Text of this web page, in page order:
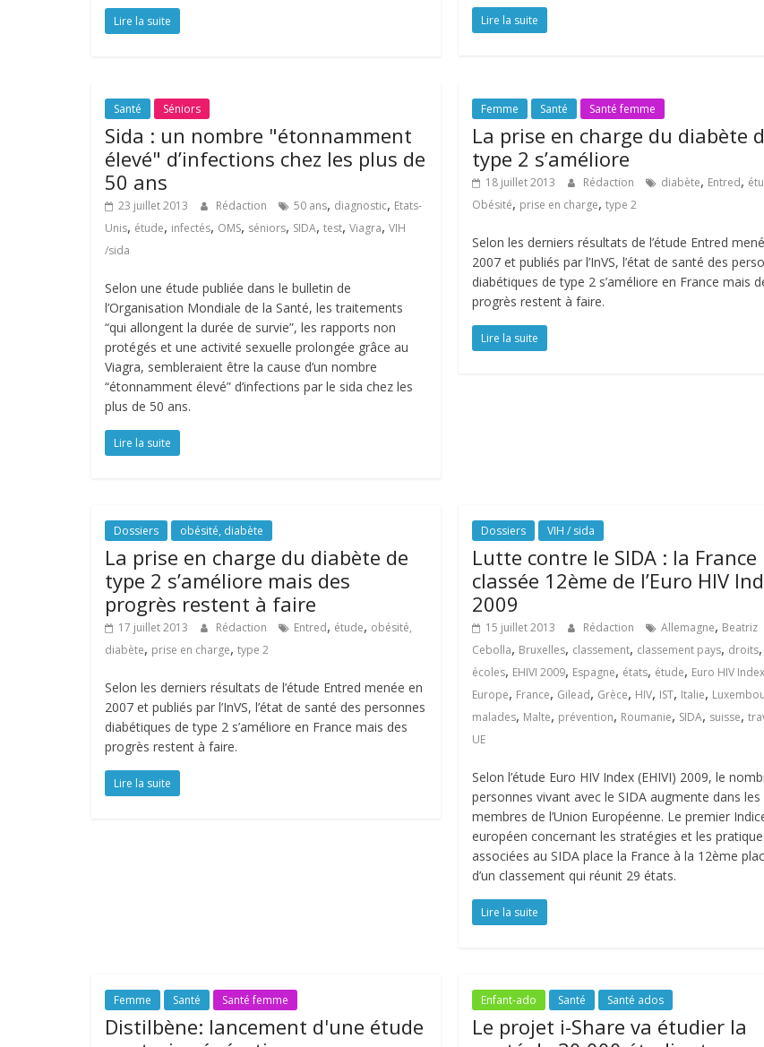
Lire la suite Lire la suite
Santé Séniors
Sida : un nombre "étonnamment
élevé" d’infections chez les plus de
50 ans
23 juillet 2013 Rédaction 50 ans, diagnostic, Etats-
Unis, étude, infectés, OMS, séniors, SIDA, test, Viagra, VIH
/sida
Selon une étude publiée dans le bulletin de
l’Organisation Mondiale de la Santé, les traitements
“qui allongent la durée de survie”, les rapports non
protégés et une activité sexuelle prolongée grâce au
Viagra, sembleraient être la cause d’un nombre
“étonnamment élevé” d’infections par le sida chez les
plus de 50 ans.
Lire la suite
Femme Santé Santé femme
La prise en charge du diabète
type 2 s’améliore
18 juillet 2013 Rédaction diabète, Entred,
Obésité, prise en charge,type 2
Selon les derniers résultats de l’étude Entred
2007 et publiés par l’InVS, l’état de santé des
diabétiques de type 2 s’améliore en France mais
progrès restent à faire.
Lire la suite
Dossiers obésité, diabète
La prise en charge du diabète de
type 2 s’améliore mais des
progrès restent à faire
17 juillet 2013 Rédaction Entred, étude, obésité,
diabète, prise en charge, type 2
Selon les derniers résultats de l’étude Entred menée en
2007 et publiés par l’InVS, l’état de santé des personnes
diabétiques de type 2 s’améliore en France mais des
progrès restent à faire.
Lire la suite
Dossiers VIH / sida
Lutte contre le SIDA : la France
classée 12ème de l’Euro HIV
2009
15 juillet 2013 Rédaction Allemagne, Beatriz
Cebolla, Bruxelles, classement, classement pays, droits,
écoles, EHIVI 2009, Espagne, états, étude, Euro HIV Index
Europe, France, Gilead, Grèce, HIV, IST, Italie,
malades, Malte, prévention, Roumanie, SIDA, suisse,
UE
Selon l’étude Euro HIV Index (EHIVI) 2009, le
personnes vivant avec le SIDA augmente dans les
membres de l’Union Européenne. Le premier
européen concernant les stratégies et les
associées au SIDA place la France à la 12ème
d’un classement qui réunit 29 états.
Lire la suite
Femme Santé Santé femme
Distilbène: lancement d'une étude
Enfant-ado Santé Santé ados
Le projet i-Share va étudier la